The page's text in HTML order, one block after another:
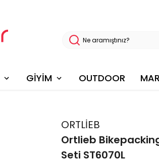
GİYİM OUTDOOR
ORTLİEB
Ortlieb
Seti ST6070L